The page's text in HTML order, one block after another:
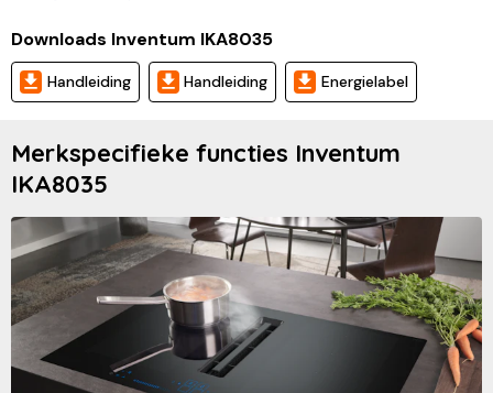
Downloads Inventum IKA8035
Handleiding Handleiding Energielabel
Merkspecifieke functies Inventum
IKA8035